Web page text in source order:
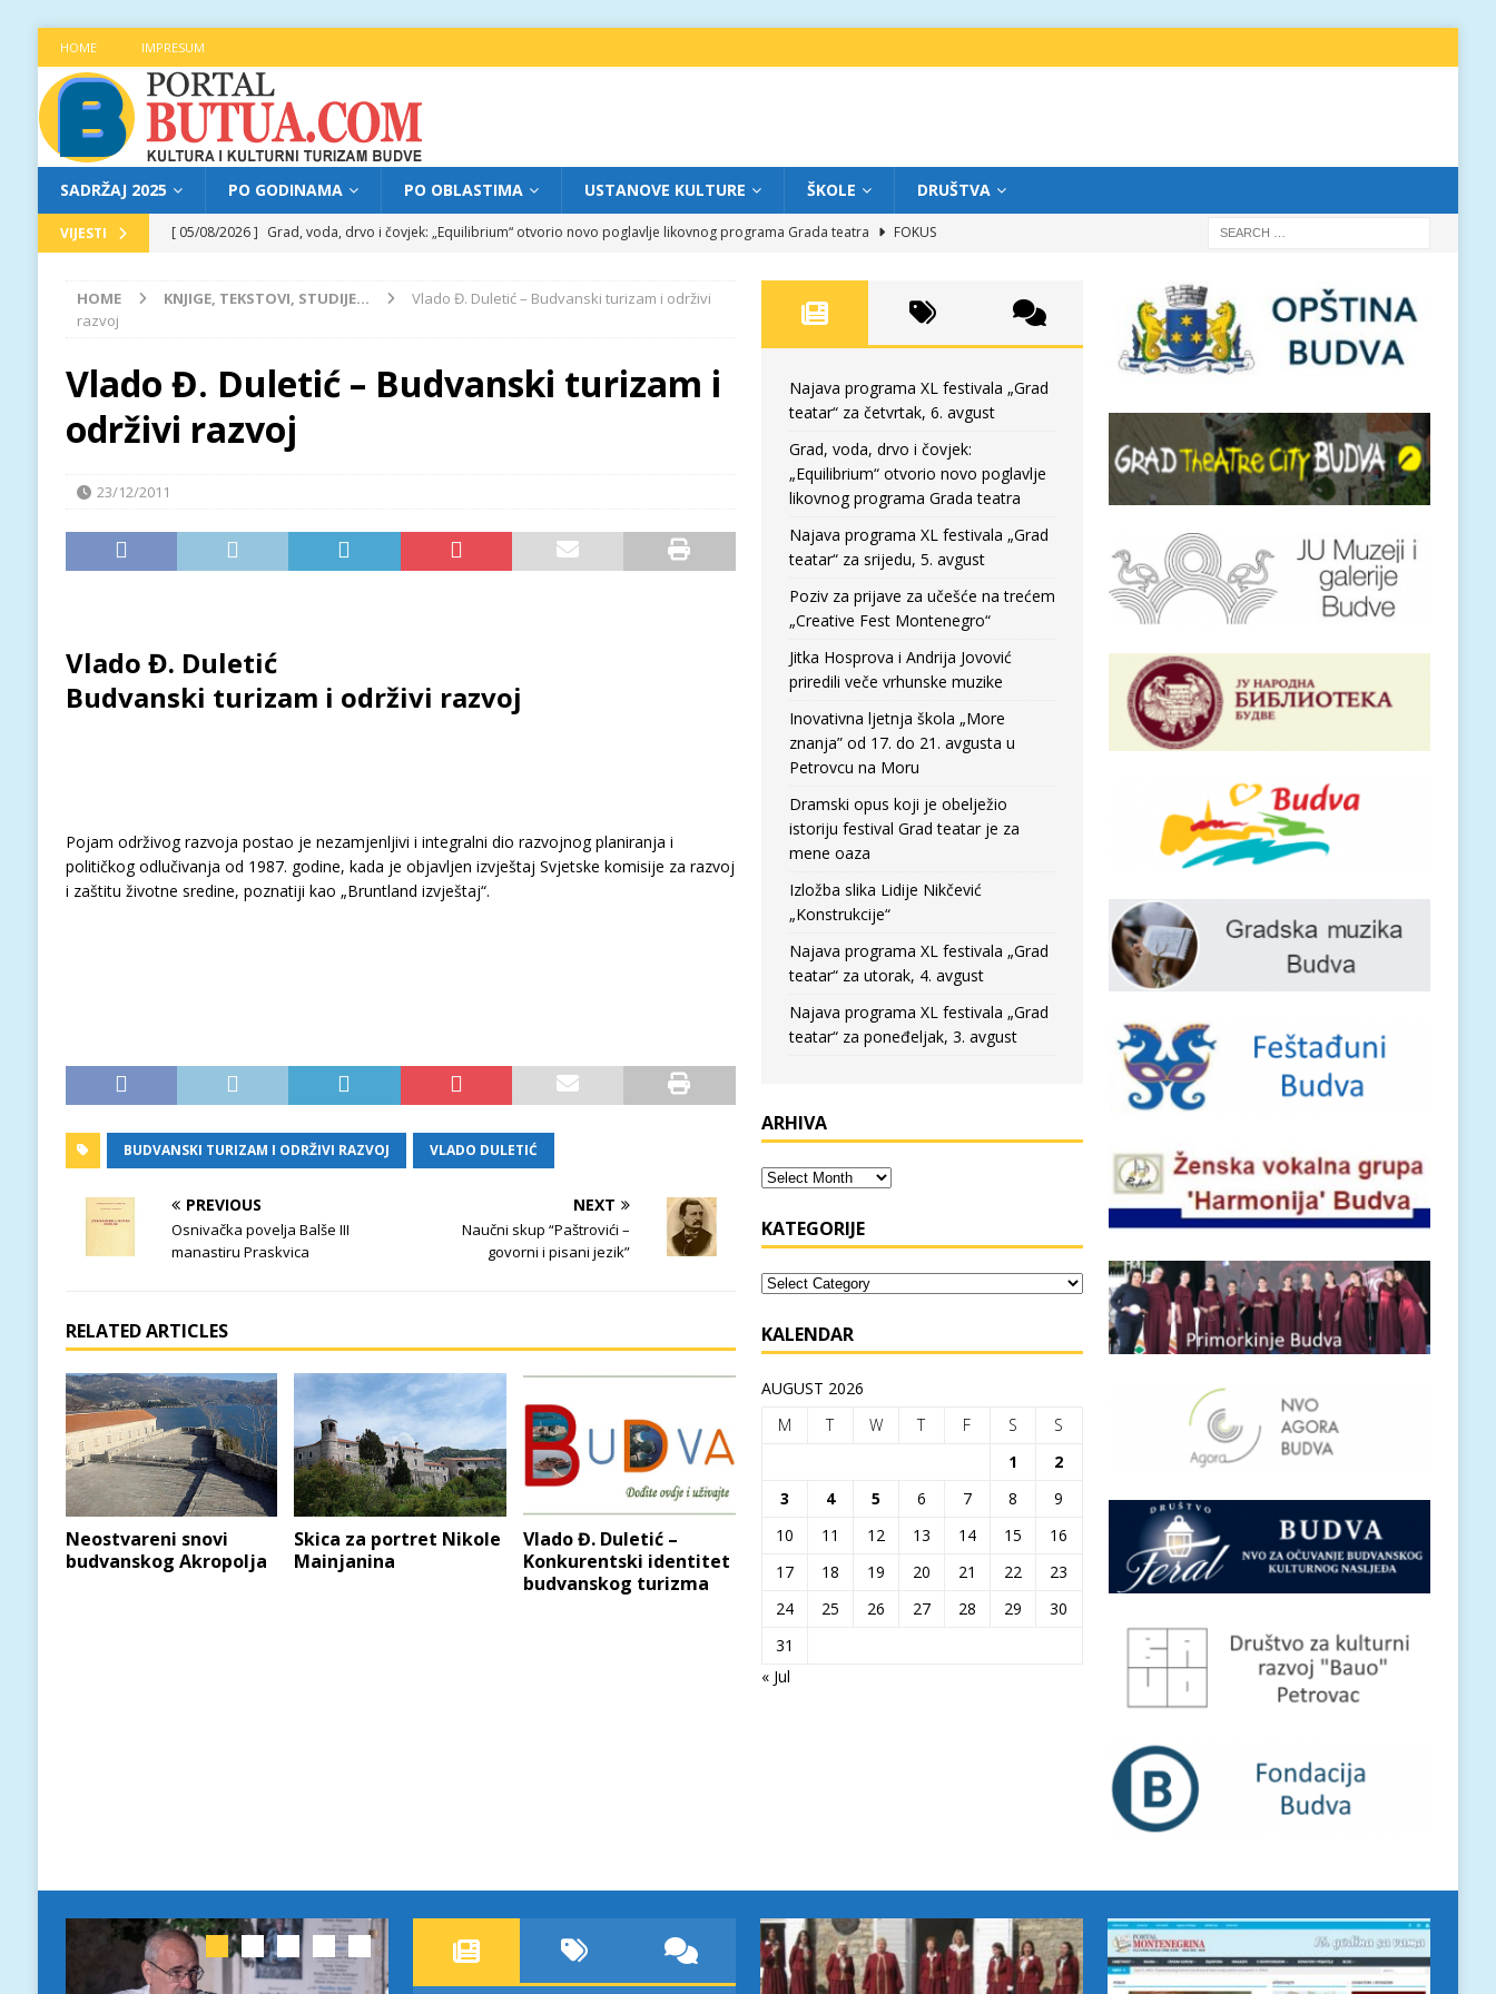
HOME IMPRESUM
SADRŽAJ 2025 PO GODINAMA PO OBLASTIMA USTANOVE KULTURE ŠKOLE DRUŠTVA
VIJESTI [ 05/08/2026 ] Grad, voda, drvo i čovjek: „Equilibrium“ otvorio novo poglavlje likovnog programa Grada teatra
FOKUS
[ 04/08/2026 ] Poziv za prijave za učešće na trećem „Creative Fest Montenegro“
BAUO
GRAD TEATAR
[ 05/08/2026 ]
Najava programa XL festivala „Grad teatar“ za četvrtak, 6. avgust FOKUS
HOME KNJIGE, TEKSTOVI, STUDIJE...
Vlado Đ. Duletić – Budvanski turizam i održivi
razvoj
Vlado Đ. Duletić – Budvanski turizam i
održivi razvoj
23/12/2011
Vlado Đ. Duletić
Budvanski turizam i održivi razvoj
Pojam održivog razvoja postao je nezamjenljivi i integralni dio razvojnog planiranja i
političkog odlučivanja od 1987. godine, kada je objavljen izvještaj Svjetske komisije za razvoj
i zaštitu životne sredine, poznatiji kao „Bruntland izvještaj“.
BUDVANSKI TURIZAM I ODRŽIVI RAZVOJ VLADO DULETIĆ
PREVIOUS
Osnivačka povelja Balše III
manastiru Praskvica
NEXT
Naučni skup “Paštrovići –
govorni i pisani jezik”
RELATED ARTICLES
Neostvareni snovi
budvanskog Akropolja
Skica za portret Nikole
Mainjanina
Vlado Đ. Duletić –
Konkurentski identitet
budvanskog turizma
Najava programa XL festivala „Grad
teatar“ za četvrtak, 6. avgust
Grad, voda, drvo i čovjek:
„Equilibrium“ otvorio novo poglavlje
likovnog programa Grada teatra
Najava programa XL festivala „Grad
teatar“ za srijedu, 5. avgust
Poziv za prijave za učešće na trećem
„Creative Fest Montenegro“
Jitka Hosprova i Andrija Jovović
priredili veče vrhunske muzike
Inovativna ljetnja škola „More
znanja” od 17. do 21. avgusta u
Petrovcu na Moru
Dramski opus koji je obelježio
istoriju festival Grad teatar je za
mene oaza
Izložba slika Lidije Nikčević
„Konstrukcije“
Najava programa XL festivala „Grad
teatar“ za utorak, 4. avgust
Najava programa XL festivala „Grad
teatar“ za poneđeljak, 3. avgust
ARHIVA
KATEGORIJE
KALENDAR
AUGUST 2026
M
T W T F S
S
1
2
3
4 5 6 7 8
9
10
11 12 13 14 15
16
17
18 19 20 21 22
23
24
25 26 27 28 29
30
31
« Jul